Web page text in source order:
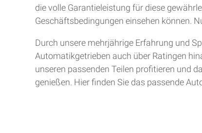
die volle Garantieleistung für diese
Geschäftsbedingungen einsehen können.
Durch unsere mehrjährige Erfahrung und
Automatikgetrieben auch über Ratingen
unseren passenden Teilen profitieren und
genießen. Hier finden Sie das passende